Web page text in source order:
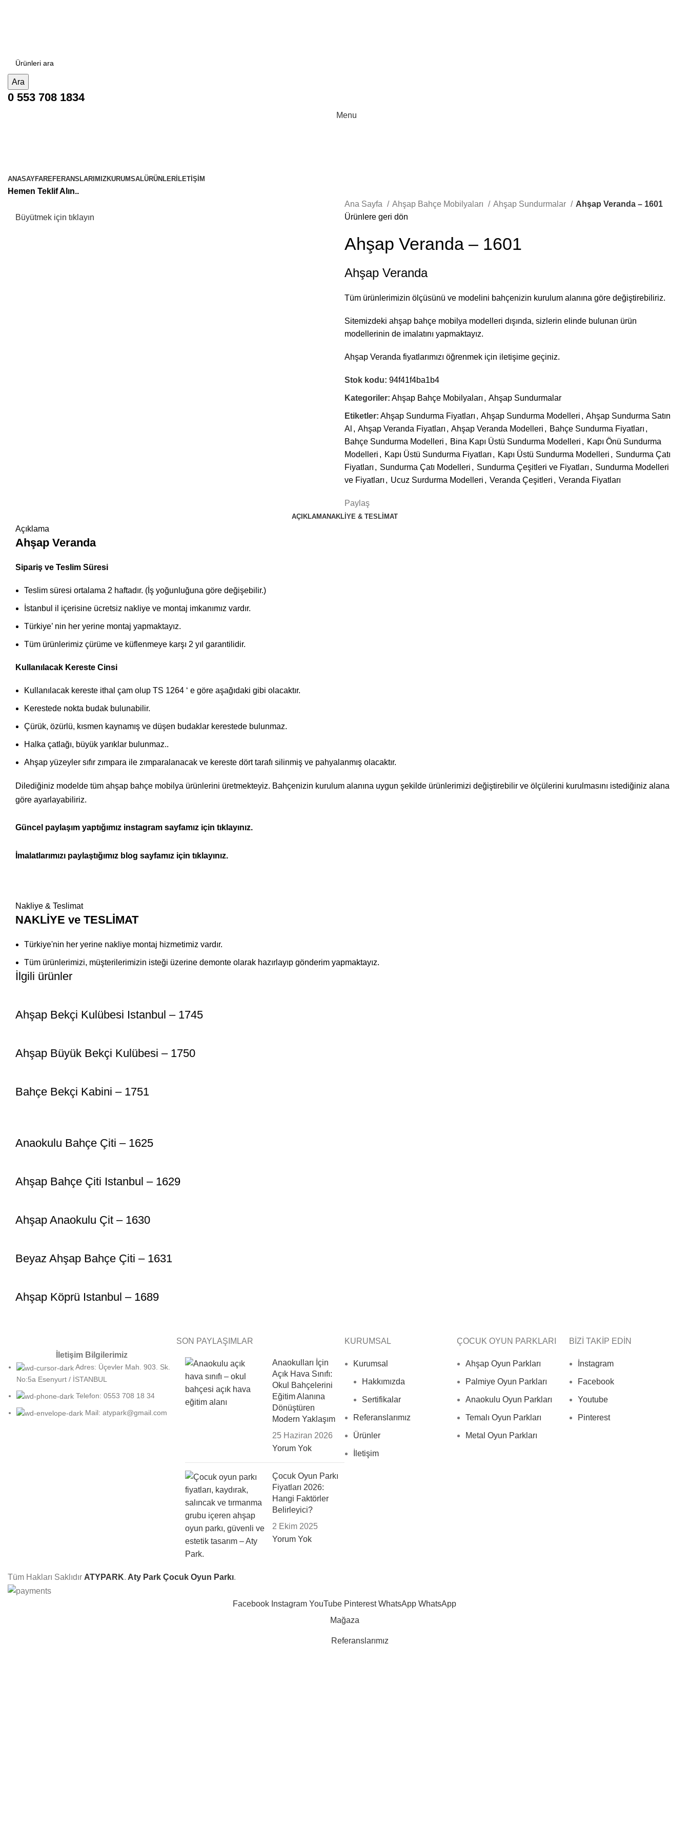
Ara
0 553 708 1834
Menu
ANASAYFAREFERANSLARIMIZKURUMSALÜRÜNLER İLETIŞIM
Hemen Teklif Alın..
Büyütmek için tıklayın
Ana Sayfa Ahşap Bahçe Mobilyaları Ahşap Sundurmalar
Ahşap Veranda – 1601
Ürünlere geri dön
Ahşap Veranda – 1601
Ahşap Veranda
Tüm ürünlerimizin ölçüsünü ve modelini bahçenizin kurulum alanına göre değiştirebiliriz.
Sitemizdeki ahşap bahçe mobilya modelleri dışında, sizlerin elinde bulunan ürün
modellerinin de imalatını yapmaktayız.
Ahşap Veranda fiyatlarımızı öğrenmek için iletişime geçiniz.
Stok kodu: 94f41f4ba1b4
Kategoriler: Ahşap Bahçe Mobilyaları , Ahşap Sundurmalar
Etiketler: Ahşap Sundurma Fiyatları , Ahşap Sundurma Modelleri , Ahşap Sundurma Satın
Al , Ahşap Veranda Fiyatları , Ahşap Veranda Modelleri , Bahçe Sundurma Fiyatları ,
Bahçe Sundurma Modelleri , Bina Kapı Üstü Sundurma Modelleri , Kapı Önü Sundurma
Modelleri , Kapı Üstü Sundurma Fiyatları , Kapı Üstü Sundurma Modelleri , Sundurma Çatı
Fiyatları , Sundurma Çatı Modelleri , Sundurma Çeşitleri ve Fiyatları , Sundurma Modelleri
ve Fiyatları , Ucuz Surdurma Modelleri , Veranda Çeşitleri , Veranda Fiyatları
Paylaş
AÇIKLAMANAKLIYE & TESLIMAT
Açıklama
Ahşap Veranda
Sipariş ve Teslim Süresi
Teslim süresi ortalama 2 haftadır. (İş yoğunluğuna göre değişebilir.)
İstanbul il içerisine ücretsiz nakliye ve montaj imkanımız vardır.
Türkiye’ nin her yerine montaj yapmaktayız.
Tüm ürünlerimiz çürüme ve küflenmeye karşı 2 yıl garantilidir.
Kullanılacak Kereste Cinsi
Kullanılacak kereste ithal çam olup TS 1264 ‘ e göre aşağıdaki gibi olacaktır.
Kerestede nokta budak bulunabilir.
Çürük, özürlü, kısmen kaynamış ve düşen budaklar kerestede bulunmaz.
Halka çatlağı, büyük yarıklar bulunmaz..
Ahşap yüzeyler sıfır zımpara ile zımparalanacak ve kereste dört tarafı silinmiş ve pahyalanmış olacaktır.
Dilediğiniz modelde tüm ahşap bahçe mobilya ürünlerini üretmekteyiz. Bahçenizin kurulum alanına uygun şekilde ürünlerimizi değiştirebilir ve ölçülerini kurulmasını istediğiniz alana
göre ayarlayabiliriz.
Güncel paylaşım yaptığımız instagram sayfamız için tıklayınız.
İmalatlarımızı paylaştığımız blog sayfamız için tıklayınız.
Nakliye & Teslimat
NAKLİYE ve TESLİMAT
Türkiye'nin her yerine nakliye montaj hizmetimiz vardır.
Tüm ürünlerimizi, müşterilerimizin isteği üzerine demonte olarak hazırlayıp gönderim yapmaktayız.
İlgili ürünler
Ahşap Bekçi Kulübesi Istanbul – 1745
Ahşap Büyük Bekçi Kulübesi – 1750
Bahçe Bekçi Kabini – 1751
Anaokulu Bahçe Çiti – 1625
Ahşap Bahçe Çiti Istanbul – 1629
Ahşap Anaokulu Çit – 1630
Beyaz Ahşap Bahçe Çiti – 1631
Ahşap Köprü Istanbul – 1689
İletişim Bilgilerimiz
Adres: Üçevler Mah. 903. Sk.
No:5a Esenyurt / İSTANBUL
Telefon: 0553 708 18 34
Mail: atypark@gmail.com
SON PAYLAŞIMLAR
Anaokulları İçin
Açık Hava Sınıfı:
Okul Bahçelerini
Eğitim Alanına
Dönüştüren
Modern Yaklaşım
25 Haziran 2026
Yorum Yok
Çocuk Oyun Parkı
Fiyatları 2026:
Hangi Faktörler
Belirleyici?
2 Ekim 2025
Yorum Yok
KURUMSAL
Kurumsal
Hakkımızda
Sertifikalar
Referanslarımız
Ürünler
İletişim
ÇOCUK OYUN PARKLARI
Ahşap Oyun Parkları
Palmiye Oyun Parkları
Anaokulu Oyun Parkları
Temalı Oyun Parkları
Metal Oyun Parkları
BİZİ TAKİP EDİN
İnstagram
Facebook
Youtube
Pinterest
Tüm Hakları Saklıdır ATYPARK. Aty Park Çocuk Oyun Parkı.
Facebook Instagram YouTube Pinterest WhatsApp WhatsApp
Mağaza
Referanslarımız